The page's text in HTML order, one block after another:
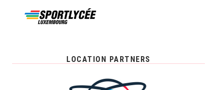
LOCATION PARTNERS